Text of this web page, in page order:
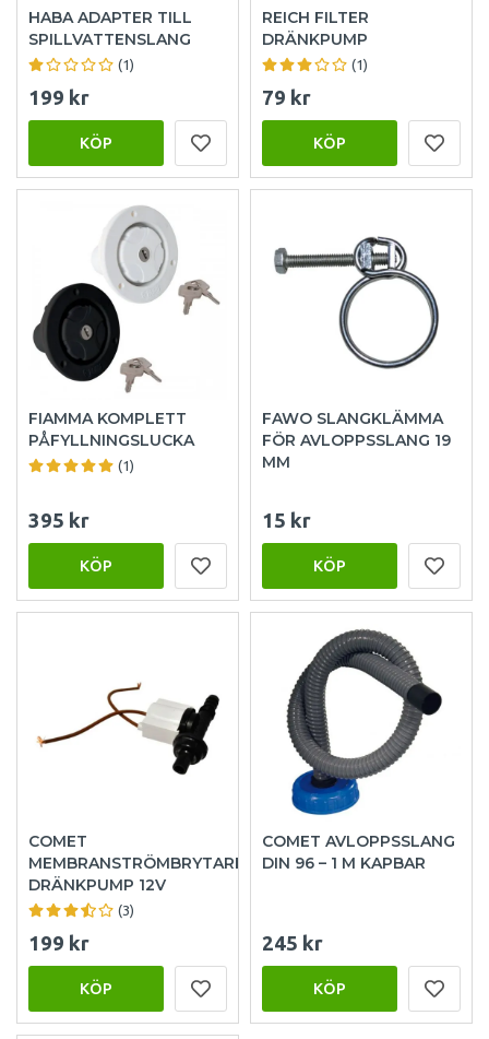
HABA ADAPTER TILL
SPILLVATTENSLANG
(1)
199 kr
KÖP
REICH FILTER
DRÄNKPUMP
(1)
79 kr
KÖP
FIAMMA KOMPLETT
PÅFYLLNINGSLUCKA
(1)
395 kr
KÖP
FAWO SLANGKLÄMMA
FÖR AVLOPPSSLANG 19
MM
15 kr
KÖP
COMET
MEMBRANSTRÖMBRYTARE
DRÄNKPUMP 12V
(3)
199 kr
KÖP
COMET AVLOPPSSLANG
DIN 96 – 1 M KAPBAR
245 kr
KÖP